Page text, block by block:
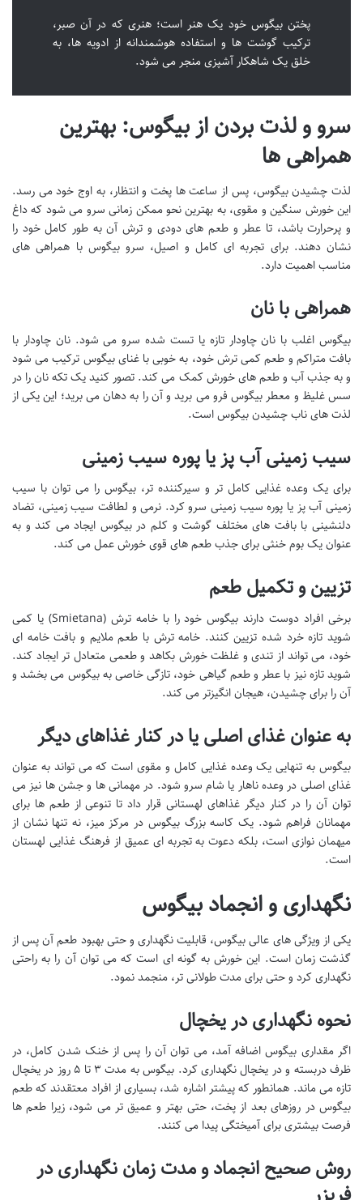
پختن بیگوس خود یک هنر است؛ هنری که در آن صبر،
ترکیب گوشت ها و استفاده هوشمندانه از ادویه ها، به
خلق یک شاهکار آشپزی منجر می شود.
سرو و لذت بردن از بیگوس: بهترین
همراهی ها
لذت چشیدن بیگوس، پس از ساعت ها پخت و انتظار، به اوج خود می رسد.
این خورش سنگین و مقوی، به بهترین نحو ممکن زمانی سرو می شود که داغ
و پرحرارت باشد، تا عطر و طعم های دودی و ترش آن به طور کامل خود را
نشان دهند. برای تجربه ای کامل و اصیل، سرو بیگوس با همراهی های
مناسب اهمیت دارد.
همراهی با نان
بیگوس اغلب با نان چاودار تازه یا تست شده سرو می شود. نان چاودار با
بافت متراکم و طعم کمی ترش خود، به خوبی با غنای بیگوس ترکیب می شود
و به جذب آب و طعم های خورش کمک می کند. تصور کنید یک تکه نان را در
سس غلیظ و معطر بیگوس فرو می برید و آن را به دهان می برید؛ این یکی از
لذت های ناب چشیدن بیگوس است.
سیب زمینی آب پز یا پوره سیب زمینی
برای یک وعده غذایی کامل تر و سیرکننده تر، بیگوس را می توان با سیب
زمینی آب پز یا پوره سیب زمینی سرو کرد. نرمی و لطافت سیب زمینی، تضاد
دلنشینی با بافت های مختلف گوشت و کلم در بیگوس ایجاد می کند و به
عنوان یک بوم خنثی برای جذب طعم های قوی خورش عمل می کند.
تزیین و تکمیل طعم
برخی افراد دوست دارند بیگوس خود را با خامه ترش (Smietana) یا کمی
شوید تازه خرد شده تزیین کنند. خامه ترش با طعم ملایم و بافت خامه ای
خود، می تواند از تندی و غلظت خورش بکاهد و طعمی متعادل تر ایجاد کند.
شوید تازه نیز با عطر و طعم گیاهی خود، تازگی خاصی به بیگوس می بخشد و
آن را برای چشیدن، هیجان انگیزتر می کند.
به عنوان غذای اصلی یا در کنار غذاهای دیگر
بیگوس به تنهایی یک وعده غذایی کامل و مقوی است که می تواند به عنوان
غذای اصلی در وعده ناهار یا شام سرو شود. در مهمانی ها و جشن ها نیز می
توان آن را در کنار دیگر غذاهای لهستانی قرار داد تا تنوعی از طعم ها برای
مهمانان فراهم شود. یک کاسه بزرگ بیگوس در مرکز میز، نه تنها نشان از
میهمان نوازی است، بلکه دعوت به تجربه ای عمیق از فرهنگ غذایی لهستان
است.
نگهداری و انجماد بیگوس
یکی از ویژگی های عالی بیگوس، قابلیت نگهداری و حتی بهبود طعم آن پس از
گذشت زمان است. این خورش به گونه ای است که می توان آن را به راحتی
نگهداری کرد و حتی برای مدت طولانی تر، منجمد نمود.
نحوه نگهداری در یخچال
اگر مقداری بیگوس اضافه آمد، می توان آن را پس از خنک شدن کامل، در
ظرف دربسته و در یخچال نگهداری کرد. بیگوس به مدت ۳ تا ۵ روز در یخچال
تازه می ماند. همانطور که پیشتر اشاره شد، بسیاری از افراد معتقدند که طعم
بیگوس در روزهای بعد از پخت، حتی بهتر و عمیق تر می شود، زیرا طعم ها
فرصت بیشتری برای آمیختگی پیدا می کنند.
روش صحیح انجماد و مدت زمان نگهداری در